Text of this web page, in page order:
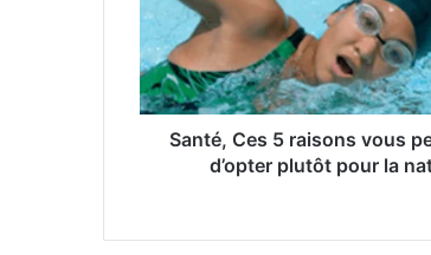
r
s
s
e
l
Santé, Ces 5 raisons vous
d’opter plutôt pour la